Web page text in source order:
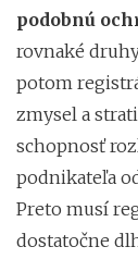
podobnú
rovnaké
potom
zmysel a
schopnosť
podnikateľa
Preto musí
dostatočne